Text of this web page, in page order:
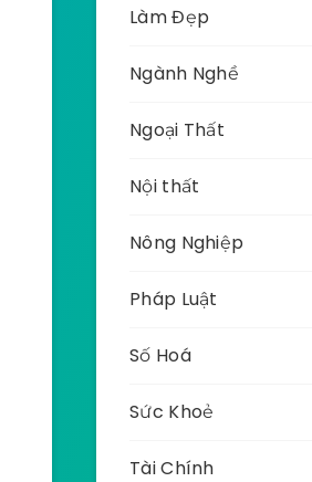
Làm Đẹp
Ngành Nghề
Ngoại Thất
Nội thất
Nông Nghiệp
Pháp Luật
Số Hoá
Sức Khoẻ
Tài Chính